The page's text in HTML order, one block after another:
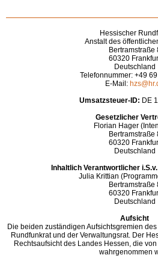
Hessischer
Anstalt des
Bertramstraße
60320
Deutschland
Telefonnummer: +49
E-Mail:
Umsatzsteuer-ID: DE
Gesetzlicher
Florian Hager
Bertramstraße
60320
Deutschland
Inhaltlich Verantwortlicher
Julia Krittian
Bertramstraße
60320
Deutschland
Aufsicht
Die beiden zuständigen Aufsichtsgremien
Rundfunkrat und der Verwaltungsrat. Der
Rechtsaufsicht des Landes Hessen, die
wahrgenommen